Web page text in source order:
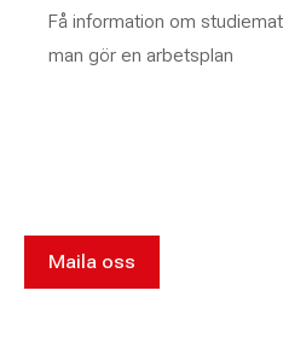
Få information om
man gör en arbetsplan
Maila oss